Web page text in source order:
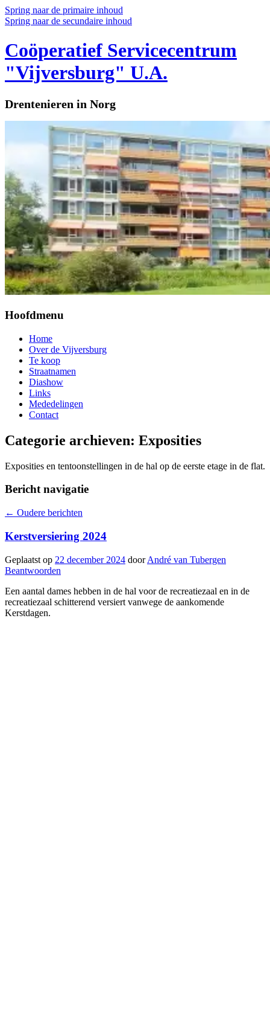
Spring naar de primaire inhoud
Spring naar de secundaire inhoud
Coöperatief Servicecentrum
"Vijversburg" U.A.
Drentenieren in Norg
Hoofdmenu
Home
Over de Vijversburg
Te koop
Straatnamen
Diashow
Links
Mededelingen
Contact
Categorie archieven: Exposities
Exposities en tentoonstellingen in de hal op de eerste etage in de flat.
Bericht navigatie
← Oudere berichten
Kerstversiering 2024
Geplaatst op 22 december 2024 doorAndré van Tubergen
Beantwoorden
Een aantal dames hebben in de hal voor de recreatiezaal en in de
recreatiezaal schitterend versiert vanwege de aankomende
Kerstdagen.